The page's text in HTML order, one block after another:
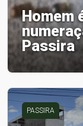
Homem
Passira
PASSIRA